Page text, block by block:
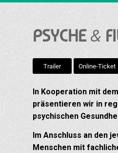
PSYCHE &
Trailer Online-Ticket
In Kooperation mit dem
präsentieren wir in
psychischen
Im Anschluss an den
Menschen mit